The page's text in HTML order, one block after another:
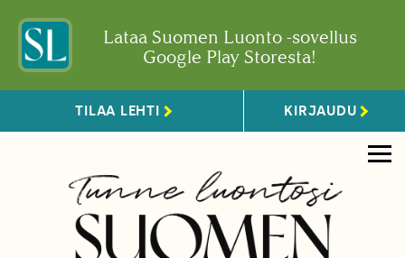
Lataa Suomen Luonto -sovellus
Google Play Storesta!
TILAA LEHTI KIRJAUDU